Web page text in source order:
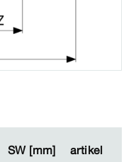
SW [mm] artikel
SW [mm] artikel